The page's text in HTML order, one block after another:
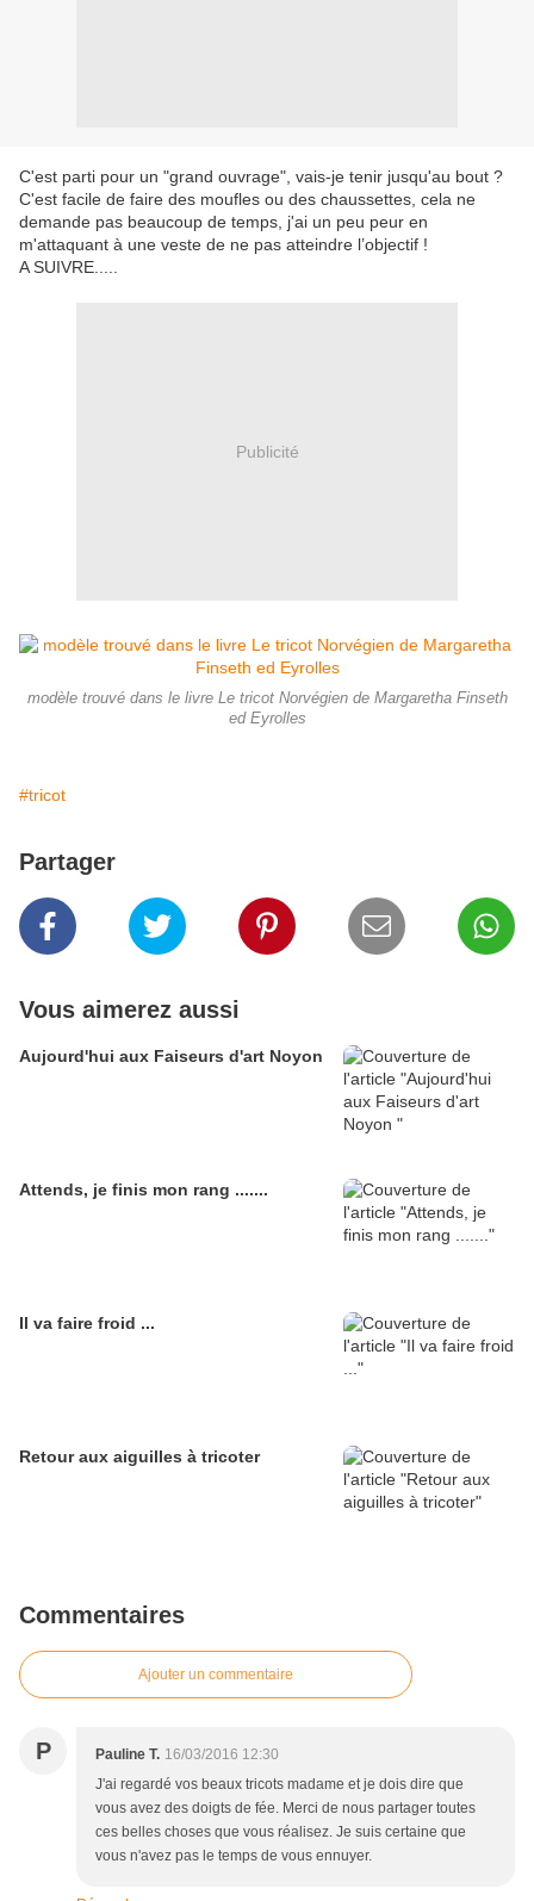
C'est parti pour un "grand ouvrage", vais-je tenir jusqu'au bout ?
C'est facile de faire des moufles ou des chaussettes, cela ne
demande pas beaucoup de temps, j'ai un peu peur en
m'attaquant à une veste de ne pas atteindre l’objectif !
A SUIVRE.....
Publicité
modèle trouvé dans le livre Le tricot Norvégien de Margaretha Finseth
ed Eyrolles
#tricot
Partager
Vous aimerez aussi
Aujourd'hui aux Faiseurs d'art Noyon
Attends, je finis mon rang .......
Il va faire froid ...
Retour aux aiguilles à tricoter
Commentaires
Ajouter un commentaire
P Pauline T. 16/03/2016 12:30
J'ai regardé vos beaux tricots madame et je dois dire que
vous avez des doigts de fée. Merci de nous partager toutes
ces belles choses que vous réalisez. Je suis certaine que
vous n'avez pas le temps de vous ennuyer.